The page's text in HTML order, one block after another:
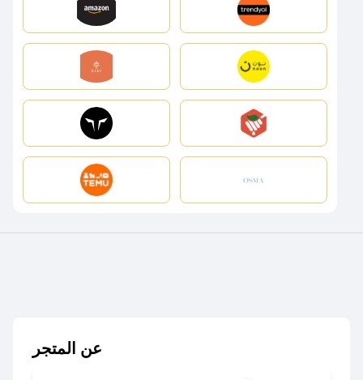
عن المتجر